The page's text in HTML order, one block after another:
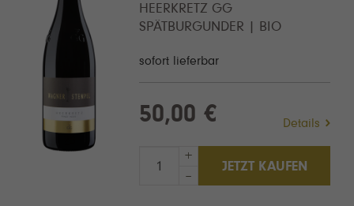
HEERKRETZ GG
SPÄTBURGUNDER | BIO
sofort lieferbar
50,00 € Details
+
–
JETZT KAUFEN